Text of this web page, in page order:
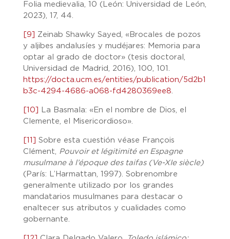
Folia medievalia, 10 (León: Universidad de León,
2023), 17, 44.
[9]
Zeinab Shawky Sayed, «Brocales de pozos
y aljibes andalusíes y mudéjares: Memoria para
optar al grado de doctor» (tesis doctoral,
Universidad de Madrid, 2016), 100, 101.
https://docta.ucm.es/entities/publication/5d2b1
b3c-4294-4686-a068-fd4280369ee8.
[10]
La Basmala: «En el nombre de Dios, el
Clemente, el Misericordioso».
[11]
Sobre esta cuestión véase François
Clément, Pouvoir et légitimité en Espagne
musulmane à l’époque des taifas (Ve-XIe siècle)
(París: L’Harmattan, 1997). Sobrenombre
generalmente utilizado por los grandes
mandatarios musulmanes para destacar o
enaltecer sus atributos y cualidades como
gobernante.